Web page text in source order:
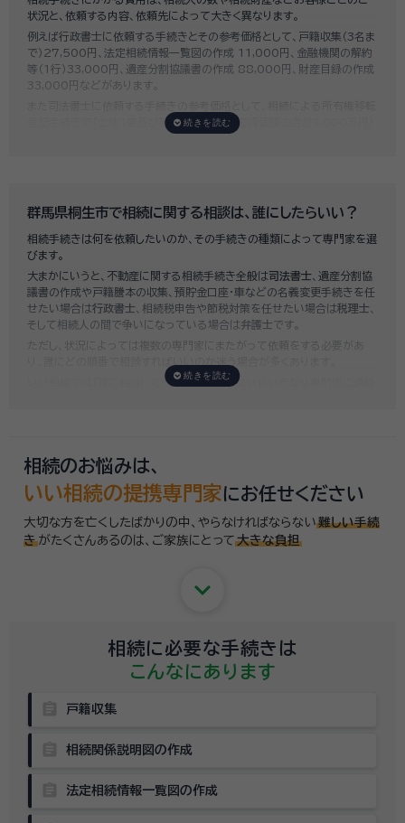
状況と、依頼する内容、依頼先によって大きく異なります。
例えば行政書士に依頼する手続きとその参考価格として、戸籍収集（3名ま
で）27,500円、法定相続情報一覧図の作成 11,000円、金融機関の解約
等（1行）33,000円、遺産分割協議書の作成 88,000円、財産目録の作成
33,000円などがあります。
登記手続きで「土地1筆及び建物1棟（固定資産評価額の合計1,000万円）
せると100万円近くかそれ以上費用がかかってしまう場合もあるなど、非
いい相続では、お客様ごとに必要な相続手続きを明らかにし、無料で見積
もり をお出ししております。予算に合わせてご自身で対応できないものの
み依頼することも可能ですので、まずはお気軽にご相談ください。
群馬県桐生市で相続に関する相談は、誰にしたらいい？
相続手続きは何を依頼したいのか、その手続きの種類によって専門家を選
びます。
大まかにいうと、不動産に関する相続手続き全般は司法書士 、遺産分割協
議書の作成や戸籍謄本の収集、預貯金口座・車などの名義変更手続きを任
せたい場合は行政書士 、相続税申告や節税対策を任せたい場合は税理士
そして相続人の間で争いになっている場合は弁護士です。
ただし、状況によっては複数の専門家にまたがって依頼をする必要があ
いい相続では「誰に相談したらいいかわからない」「いきなり専門家に連絡
相続のお悩みは、
いい相続の提携専門家にお任せください
大切な方を亡くしたばかりの中、やらなければならない 難しい手続
き がたくさんあるのは、 ご家族にとって 大きな負担
keyboard_arrow_down
相続に必要な手続きは
こんなにあります
戸籍収集
相続関係説明図の作成
法定相続情報一覧図の作成